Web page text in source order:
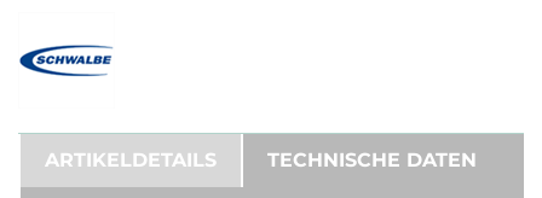
ARTIKELDETAILS TECHNISCHE DATEN